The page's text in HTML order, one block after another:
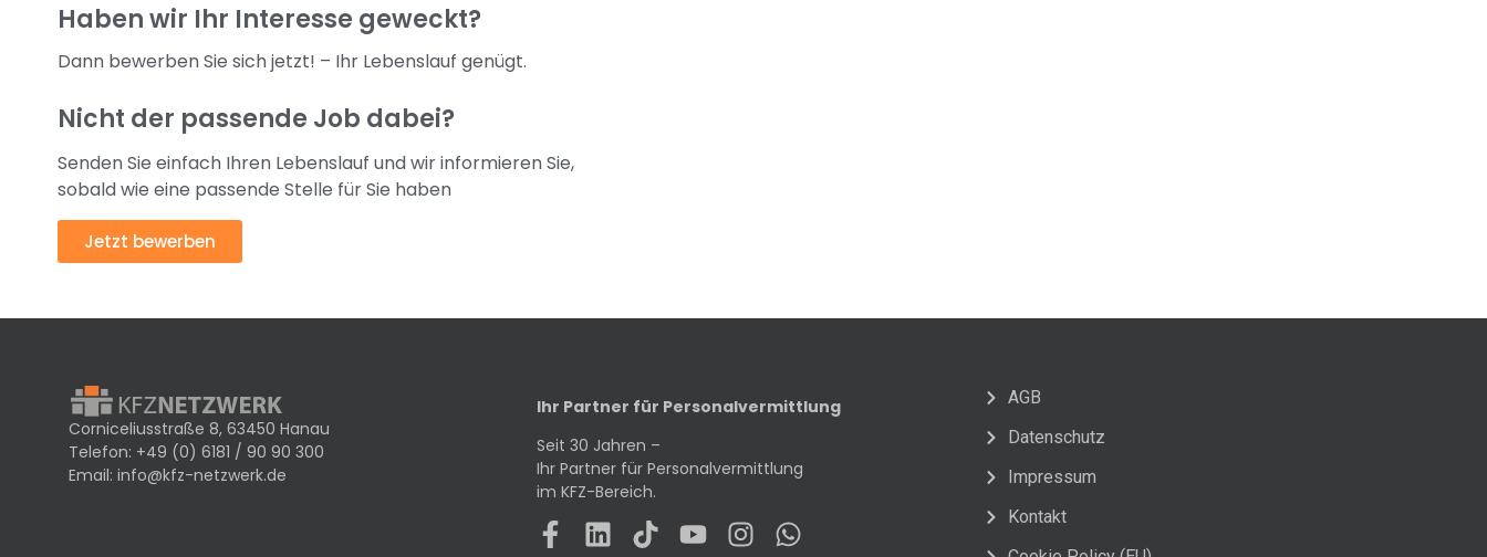
Haben wir Ihr Interesse geweckt?
Dann bewerben Sie sich jetzt! – Ihr Lebenslauf genügt.
Nicht der passende Job dabei?
Senden Sie einfach Ihren Lebenslauf und wir informieren Sie,
sobald wie eine passende Stelle für Sie haben
Jetzt bewerben
Corniceliusstraße 8, 63450 Hanau
Telefon: +49 (0) 6181 / 90 90 300
Email: info@kfz-netzwerk.de
Ihr Partner für Personalvermittlung
Seit 30 Jahren –
Ihr Partner für Personalvermittlung
im KFZ-Bereich.
AGB
Datenschutz
Impressum
Kontakt